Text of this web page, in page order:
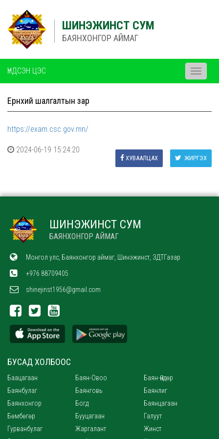
ШИНЭЖИНСТ СУМ
БАЯНХОНГОР АЙМАГ
ҮНДСЭН ЦЭС
Toggle
Ерөнхий шалгалтын зар
https://exam.csc.gov.mn/
2024-06-19 15:24:20
ЖИРГЭХ
ХУВААЛЦАХ
ШИНЭЖИНСТ СУМ
БАЯНХОНГОР АЙМАГ
Монгол улс, Баянхонгор аймаг, Шинэжинст, ЗДТГазар
+976 88709405
shinejinst1956@gmail.com
БУСАД ХОЛБООС
Баацагаан Баян-Овоо
Баян-Өндөр
Баянбулаг
Баянговь
Баянлиг
Баянхонгор
Богд
Баянцагаан
Бөмбөгөр
Бууцагаан
Галуут
Гурванбулаг
Жаргалант
Жинст